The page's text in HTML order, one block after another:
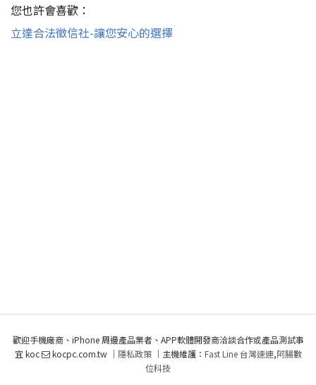
您也許會喜歡：
立達合法徵信社-讓您安心的選擇
歡迎手機廠商、iPhone 周邊產品業者、APP軟體開發商洽談合作或產品測試事
宜 koc
kocpc.com.tw ｜ 隱私政策｜主機維護： Fast Line 台灣速連,阿腸數
位科技